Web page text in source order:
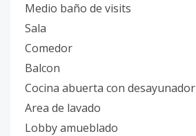
Medio baño de visits
Sala
Comedor
Balcon
Cocina abuerta con desayunador
Area de lavado
Lobby amueblado